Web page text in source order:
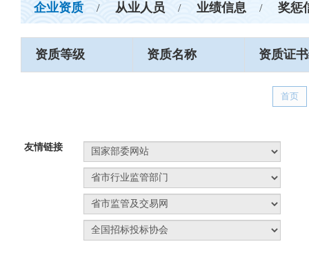
企业资质 / 从业人员 / 业绩信息 / 奖惩
资质等级 资质名称 资质证
首页
友情链接